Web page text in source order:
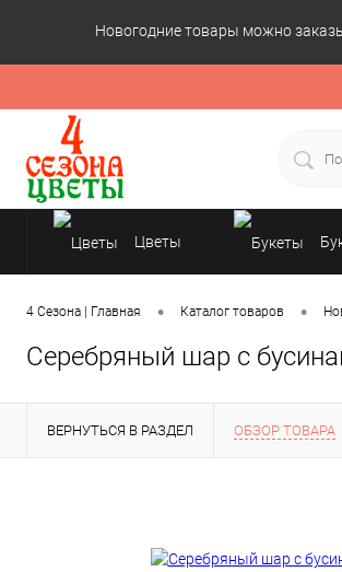
Новогодние товары можно
Цветы
Подарки
4 Сезона | Главная • Каталог товаров •
Серебряный шар с
ВЕРНУТЬСЯ В РАЗДЕЛ ОБЗОР ТОВАРА